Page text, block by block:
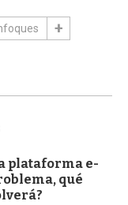
plataforma e-
qué